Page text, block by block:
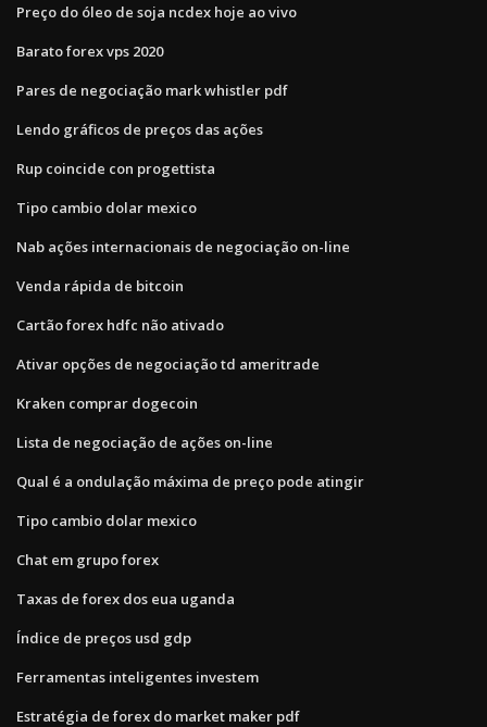
Preço do óleo de soja ncdex hoje ao vivo
Barato forex vps 2020
Pares de negociação mark whistler pdf
Lendo gráficos de preços das ações
Rup coincide con progettista
Tipo cambio dolar mexico
Nab ações internacionais de negociação on-line
Venda rápida de bitcoin
Cartão forex hdfc não ativado
Ativar opções de negociação td ameritrade
Kraken comprar dogecoin
Lista de negociação de ações on-line
Qual é a ondulação máxima de preço pode atingir
Tipo cambio dolar mexico
Chat em grupo forex
Taxas de forex dos eua uganda
Índice de preços usd gdp
Ferramentas inteligentes investem
Estratégia de forex do market maker pdf